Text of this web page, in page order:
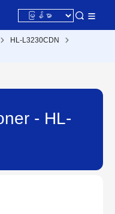
HL-L3230CDN
- HL-